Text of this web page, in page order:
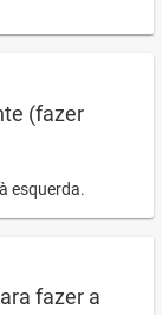
(fazer
esquerda.
fazer a